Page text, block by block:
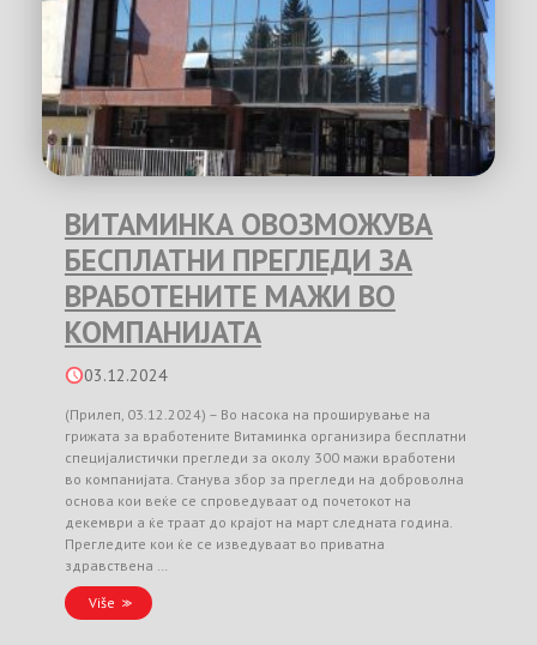
ВИТАМИНКА ОВОЗМОЖУВА
БЕСПЛАТНИ ПРЕГЛЕДИ ЗА
ВРАБОТЕНИТЕ МАЖИ ВО
КОМПАНИЈАТА
03.12.2024
(Прилеп, 03.12.2024) – Во насока на проширување на
грижата за вработените Витаминка организира бесплатни
специјалистички прегледи за околу 300 мажи вработени
во компанијата. Станува збор за прегледи на доброволна
основа кои веќе се спроведуваат од почетокот на
декември а ќе траат до крајот на март следната година.
Прегледите кои ќе се изведуваат во приватна
здравствена …
Više